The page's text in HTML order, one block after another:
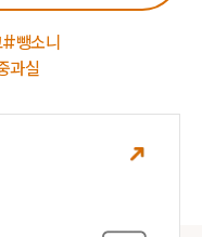
#뺑소니
과실